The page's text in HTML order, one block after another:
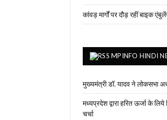
कांवड़ मार्गों पर दौड़ रहीं बाइक
MPINFO HINDI
मुख्यमंत्री डॉ. यादव ने लोकसभा
मध्यप्रदेश द्वारा हरित ऊर्जा के
चर्चा